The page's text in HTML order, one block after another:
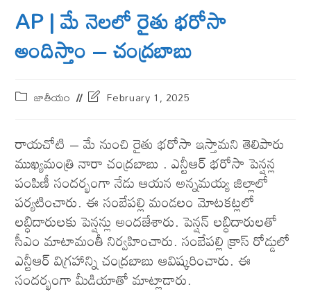
AP | మే నెల‌లో రైతు భరోసా
అందిస్తాం – చంద్ర‌బాబు
జాతీయం February 1, 2025
రాయ‌చోటి – మే నుంచి రైతు భరోసా ఇస్తామని తెలిపారు
ముఖ్యమంత్రి నారా చంద్రబాబు . ఎన్టీఆర్‌ భరోసా పెన్షన్ల
పంపిణీ సంద‌ర్భంగా నేడు ఆయ‌న అన్నమయ్య జిల్లాలో
పర్యటించారు. ఈ సంబేపల్లి మండలం మోటకట్లలో
లబ్ధిదారులకు పెన్షన్లు అందజేశారు. పెన్షన్‌ లబ్ధిదారులతో
సీఎం మాటామంతీ నిర్వహించారు. సంబేపల్లి క్రాస్‌ రోడ్డులో
ఎన్టీఆర్‌ విగ్రహాన్ని చంద్రబాబు ఆవిష్కరించారు. ఈ
సందర్భంగా మీడియాతో మాట్లాడారు.